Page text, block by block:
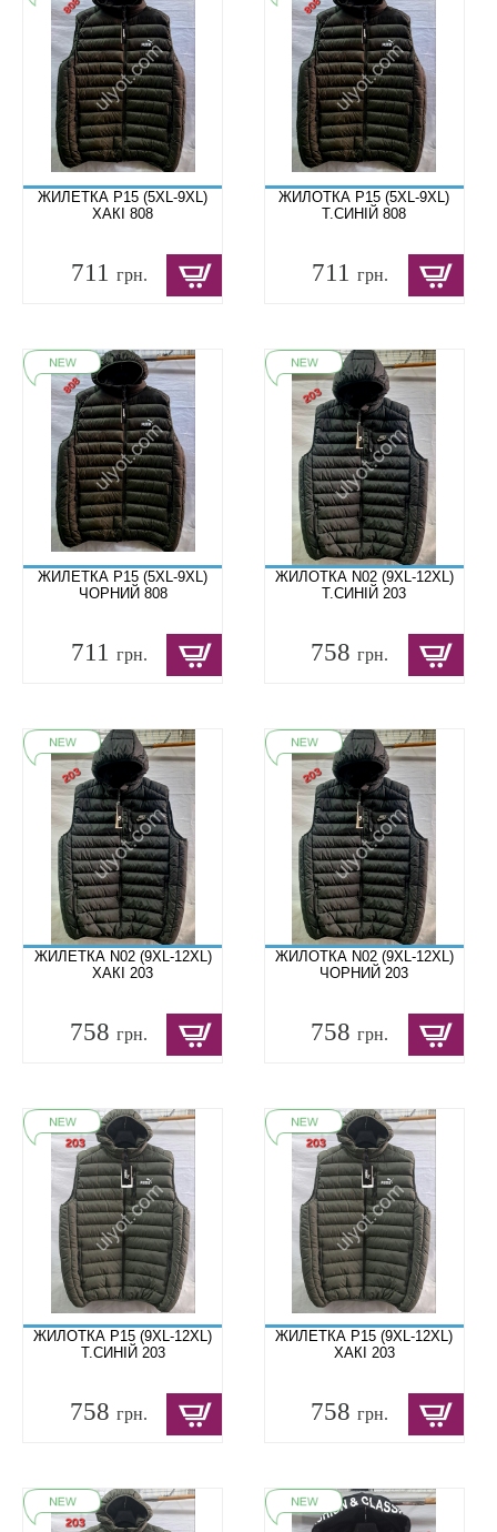
ЖИЛЕТКА P15 (5XL-9XL)
ХАКІ 808
711 грн.
ЖИЛОТКА P15 (5XL-9XL)
Т.СИНІЙ 808
711грн.
ЖИЛЕТКА P15 (5XL-9XL)
ЧОРНИЙ 808
711 грн.
ЖИЛОТКА N02 (9XL-12XL)
Т.СИНІЙ 203
758грн.
ЖИЛЕТКА N02 (9XL-12XL)
ХАКІ 203
758 грн.
ЖИЛОТКА N02 (9XL-12XL)
ЧОРНИЙ 203
758грн.
ЖИЛОТКА P15 (9XL-12XL)
Т.СИНІЙ 203
758 грн.
ЖИЛЕТКА P15 (9XL-12XL)
ХАКІ 203
758грн.